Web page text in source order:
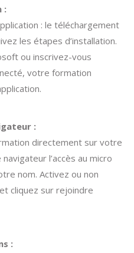
:
: le téléchargement
les étapes d’installation.
ou inscrivez-vous
votre formation
:
directement sur votre
l’accès au micro
nom. Activez ou non
cliquez sur rejoindre
: